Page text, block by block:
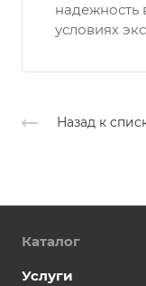
надежность
условиях
Назад к
Каталог
Услуги